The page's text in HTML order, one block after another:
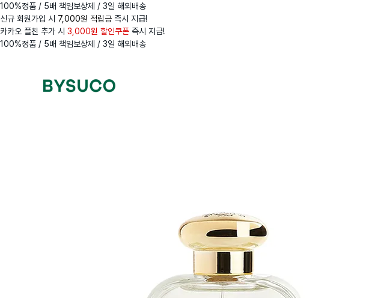
100%정품 / 5배 책임보상제 / 3일 해외배송
신규 회원가입 시 7,000원 적립금 즉시 지급!
카카오 플친 추가 시 3,000원 할인쿠폰 즉시 지급!
100%정품 / 5배 책임보상제 / 3일 해외배송